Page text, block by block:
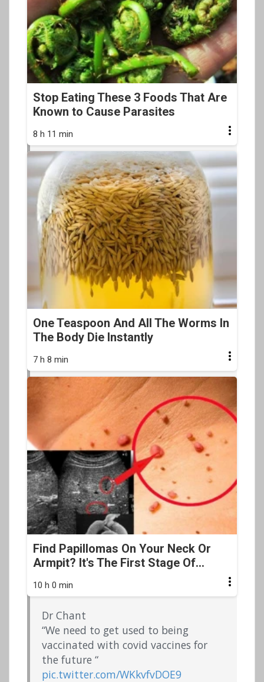
Stop Eating These 3 Foods That Are
Known to Cause Parasites
8 h 11 min
One Teaspoon And All The Worms In
The Body Die Instantly
7 h 8 min
Find Papillomas On Your Neck Or
Armpit? It's The First Stage Of...
10 h 0 min
Dr Chant
“We need to get used to being
vaccinated with covid vaccines for
the future “
pic.twitter.com/WKkvfvDOE9